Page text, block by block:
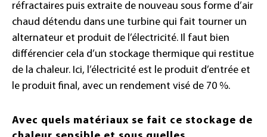
réfractaires puis extraite de nouveau sous forme d’air
chaud détendu dans une turbine qui fait tourner un
alternateur et produit de l’électricité. Il faut bien
différencier cela d’un stockage thermique qui restitue
de la chaleur. Ici, l’électricité est le produit d’entrée et
le produit final, avec un rendement visé de 70 %.
Avec quels matériaux se fait ce stockage de